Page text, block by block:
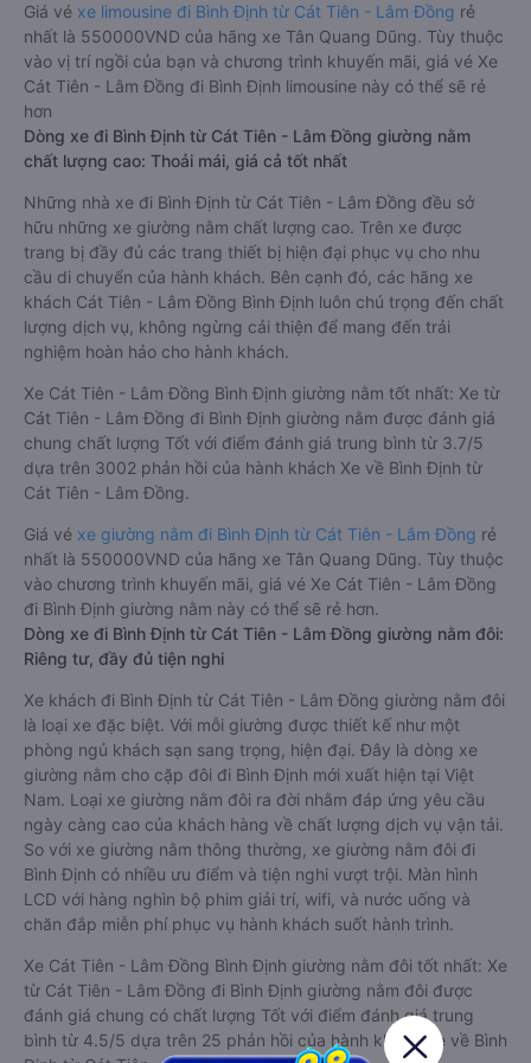
Giá vé xe limousine đi Bình Định từ Cát Tiên - Lâm Đồng rẻ
nhất là 550000VND của hãng xe Tân Quang Dũng. Tùy thuộc
vào vị trí ngồi của bạn và chương trình khuyến mãi, giá vé Xe
Cát Tiên - Lâm Đồng đi Bình Định limousine này có thể sẽ rẻ
hơn
Dòng xe đi Bình Định từ Cát Tiên - Lâm Đồng giường nằm
chất lượng cao: Thoải mái, giá cả tốt nhất
Những nhà xe đi Bình Định từ Cát Tiên - Lâm Đồng đều sở
hữu những xe giường nằm chất lượng cao. Trên xe được
trang bị đầy đủ các trang thiết bị hiện đại phục vụ cho nhu
cầu di chuyển của hành khách. Bên cạnh đó, các hãng xe
khách Cát Tiên - Lâm Đồng Bình Định luôn chú trọng đến chất
lượng dịch vụ, không ngừng cải thiện để mang đến trải
nghiệm hoàn hảo cho hành khách.
Xe Cát Tiên - Lâm Đồng Bình Định giường nằm tốt nhất: Xe từ
Cát Tiên - Lâm Đồng đi Bình Định giường nằm được đánh giá
chung chất lượng Tốt với điểm đánh giá trung bình từ 3.7/5
dựa trên 3002 phản hồi của hành khách Xe về Bình Định từ
Cát Tiên - Lâm Đồng.
Giá vé xe giường nằm đi Bình Định từ Cát Tiên - Lâm Đồng rẻ
nhất là 550000VND của hãng xe Tân Quang Dũng. Tùy thuộc
vào chương trình khuyến mãi, giá vé Xe Cát Tiên - Lâm Đồng
đi Bình Định giường nằm này có thể sẽ rẻ hơn.
Dòng xe đi Bình Định từ Cát Tiên - Lâm Đồng giường nằm đôi:
Riêng tư, đầy đủ tiện nghi
Xe khách đi Bình Định từ Cát Tiên - Lâm Đồng giường nằm đôi
là loại xe đặc biệt. Với mỗi giường được thiết kế như một
phòng ngủ khách sạn sang trọng, hiện đại. Đây là dòng xe
giường nằm cho cặp đôi đi Bình Định mới xuất hiện tại Việt
Nam. Loại xe giường nằm đôi ra đời nhằm đáp ứng yêu cầu
ngày càng cao của khách hàng về chất lượng dịch vụ vận tải.
So với xe giường nằm thông thường, xe giường nằm đôi đi
Bình Định có nhiều ưu điểm và tiện nghi vượt trội. Màn hình
LCD với hàng nghìn bộ phim giải trí, wifi, và nước uống và
chăn đắp miễn phí phục vụ hành khách suốt hành trình.
Xe Cát Tiên - Lâm Đồng Bình Định giường nằm đôi tốt nhất: Xe
từ Cát Tiên - Lâm Đồng đi Bình Định giường nằm đôi được
đánh giá chung có chất lượng Tốt với điểm đánh giá trung
bình từ 4.5/5 dựa trên 25 phản hồi của hành khách Xe về Bình